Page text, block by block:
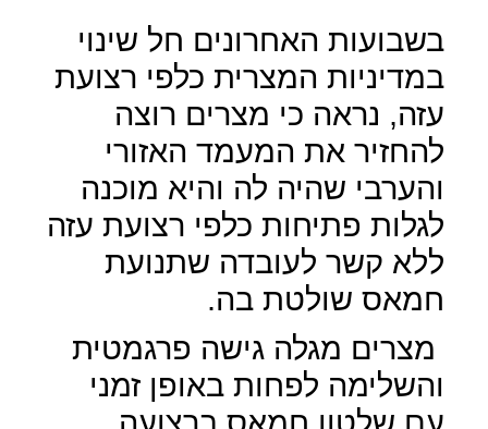
בשבועות האחרונים חל שינוי
במדיניות המצרית כלפי רצועת
עזה, נראה כי מצרים רוצה
להחזיר את המעמד האזורי
והערבי שהיה לה והיא מוכנה
לגלות פתיחות כלפי רצועת עזה
ללא קשר לעובדה שתנועת
חמאס שולטת בה.
מצרים מגלה גישה פרגמטית
והשלימה לפחות באופן זמני
עם שלטון חמאס ברצועה.